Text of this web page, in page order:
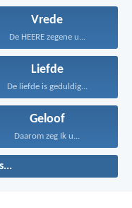
Vrede
De HEERE zegene u...
Liefde
De liefde is geduldig...
Geloof
Daarom zeg Ik u...